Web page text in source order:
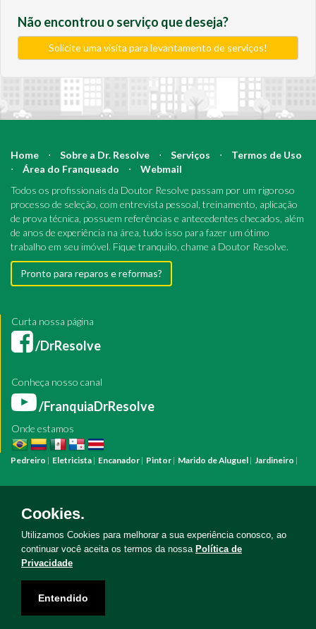
Não encontrou o serviço que deseja?
Solicite uma visita para levantamento de serviços!
Home ⋅ Sobre a Dr. Resolve ⋅ Serviços ⋅
Termos de Uso
⋅
Área do Franqueado ⋅
Webmail
Todos os profissionais da Doutor Resolve passam por um rigoroso
processo de seleção, com entrevista pessoal, treinamento, aplicação
de prova técnica, possuem referências e antecedentes checados, além
de anos de experiência na área, tudo isso para fazer um ótimo
trabalho em seu imóvel. Fique tranquilo, chame a Doutor Resolve.
Pronto para reparos e reformas?
Curta nossa página
/DrResolve
Conheça nosso canal
/FranquiaDrResolve
Onde estamos
Pedreiro | Eletricista | Encanador | Pintor | Marido de Aluguel | Jardineiro |
Bombeiro HidráulicoManutenção PredialManutenção Residencial
ReformaServiço Eletricista
HidráulicaServiço PedreiroServiço Construção
Cookies.
Utilizamos Cookies para melhorar a sua experiência conosco, ao
continuar você aceita os termos da nossa Política de
Privacidade
Entendido